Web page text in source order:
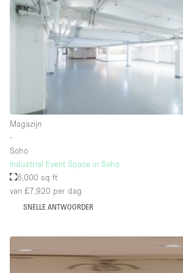
Schitterend uitzicht
Smoking Area
Soundproof
Straatniveau
Toegankelijk voor mensen met handicap
Tuin
Verlichting
Voorraadkamer
Water Access
Magazijn
∙
Soho
Industrial Event Space in Soho
6,000 sq ft
van £7,920 per dag
SNELLE ANTWOORDER